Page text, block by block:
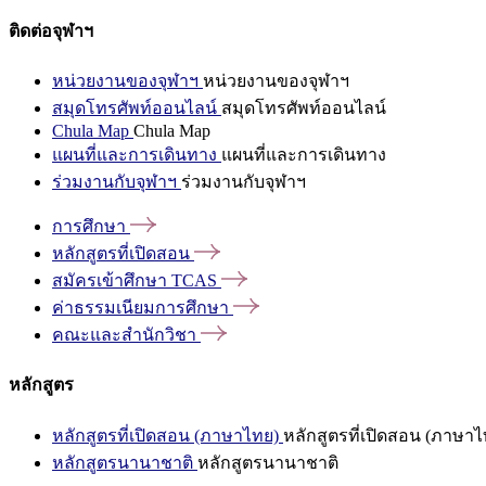
ติดต่อจุฬาฯ
หน่วยงานของจุฬาฯ หน่วยงานของจุฬาฯ
สมุดโทรศัพท์ออนไลน์ สมุดโทรศัพท์ออนไลน์
Chula Map Chula Map
แผนที่และการเดินทาง แผนที่และการเดินทาง
ร่วมงานกับจุฬาฯ ร่วมงานกับจุฬาฯ
การศึกษา
หลักสูตรที่เปิดสอน
สมัครเข้าศึกษา TCAS
ค่าธรรมเนียมการศึกษา
คณะและสำนักวิชา
หลักสูตร
หลักสูตรที่เปิดสอน (ภาษาไทย) หลักสูตรที่เปิดสอน (ภาษาไ
หลักสูตรนานาชาติ หลักสูตรนานาชาติ